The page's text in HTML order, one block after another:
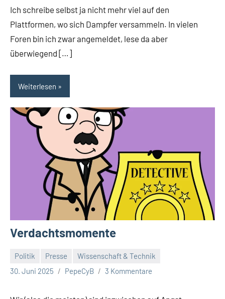
Ich schreibe selbst ja nicht mehr viel auf den
Plattformen, wo sich Dampfer versammeln. In vielen
Foren bin ich zwar angemeldet, lese da aber
überwiegend […]
Weiterlesen
Verdachtsmomente
Politik Presse
Wissenschaft & Technik
30. Juni 2025
PepeCyB 3 Kommentare